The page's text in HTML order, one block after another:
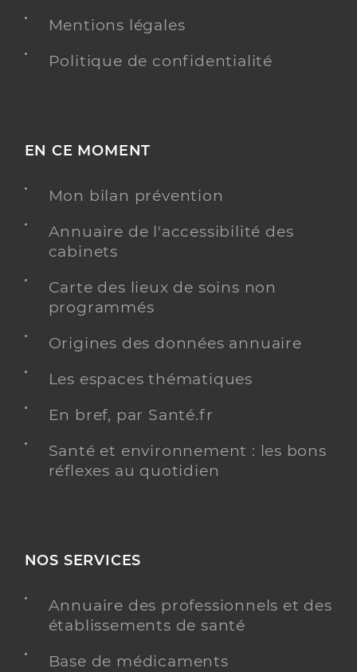
Mentions légales
Politique de confidentialité
EN CE MOMENT
Mon bilan prévention
Annuaire de l'accessibilité des
cabinets
Carte des lieux de soins non
programmés
Origines des données annuaire
Les espaces thématiques
En bref, par Santé.fr
Santé et environnement : les bons
réflexes au quotidien
NOS SERVICES
Annuaire des professionnels et des
établissements de santé
Base de médicaments